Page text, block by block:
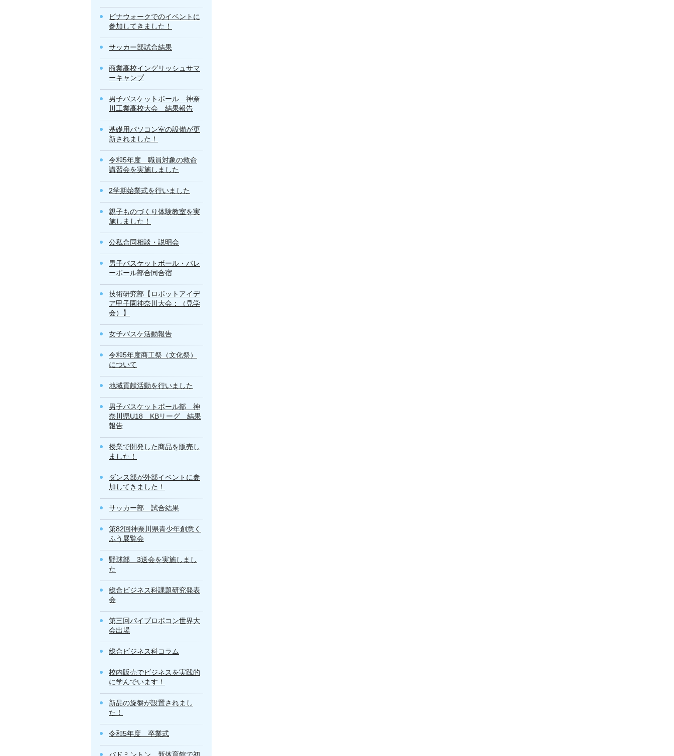
ビナウォークでのイベントに
参加してきました！
サッカー部試合結果
商業高校イングリッシュサマ
ーキャンプ
男子バスケットボール 神奈
川工業高校大会 結果報告
基礎用パソコン室の設備が更
新されました！
令和5年度 職員対象の救命
講習会を実施しました
2学期始業式を行いました
親子ものづくり体験教室を実
施しました！
公私合同相談・説明会
男子バスケットボール・バレ
ーボール部合同合宿
技術研究部【ロボットアイデ
ア甲子園神奈川大会：（見学
会）】
女子バスケ活動報告
令和5年度商工祭（文化祭）
について
地域貢献活動を行いました
男子バスケットボール部 神
奈川県U18 KBリーグ 結果
報告
授業で開発した商品を販売し
ました！
ダンス部が外部イベントに参
加してきました！
サッカー部 試合結果
第82回神奈川県青少年創意く
ふう展覧会
野球部 3送会を実施しまし
た
総合ビジネス科課題研究発表
会
第三回パイプロボコン世界大
会出場
総合ビジネス科コラム
校内販売でビジネスを実践的
に学んでいます！
新品の旋盤が設置されまし
た！
令和5年度 卒業式
バドミントン 新体育館で初